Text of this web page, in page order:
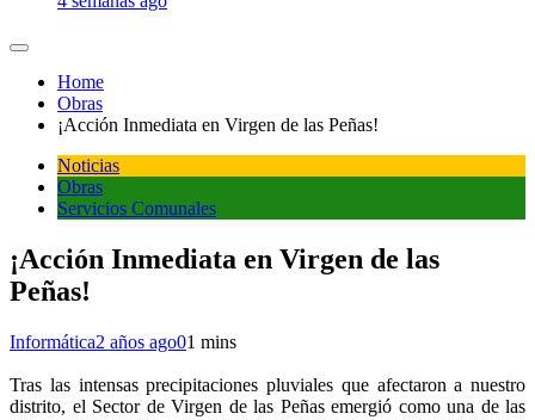
Home
Obras
¡Acción Inmediata en Virgen de las Peñas!
Noticias
Obras
Servicios Comunales
¡Acción Inmediata en Virgen de las
Peñas!
Informática2 años ago01 mins
Tras las intensas precipitaciones pluviales que afectaron a nuestro
distrito, el Sector de Virgen de las Peñas emergió como una de las